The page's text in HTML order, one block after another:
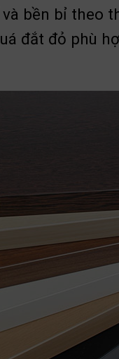
bền bỉ theo
đắt đỏ phù